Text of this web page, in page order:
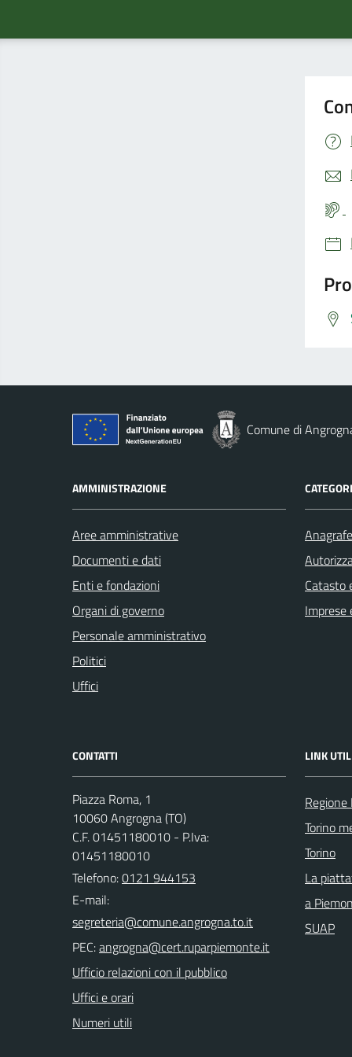
Comune di
AMMINISTRAZIONE
Aree amministrative
Documenti e dati
Enti e fondazioni
Organi di governo
Personale amministrativo
Politici
Uffici
Catasto
Imprese
CONTATTI
Piazza Roma, 1
10060 Angrogna (TO)
C.F. 01451180010 - P.Iva:
01451180010
Telefono:0121 944153
E-mail:
PEC:
Ufficio relazioni con il pubblico
Uffici e orari
Numeri utili
LINK
Torino
Torino
La
a
SUAP